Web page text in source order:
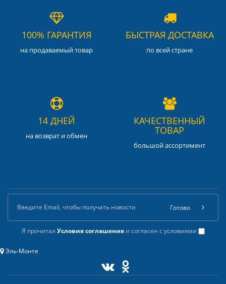
100% ГАРАНТИЯ
на продаваемый товар
БЫСТРАЯ ДОСТАВКА
по всей стране
14 ДНЕЙ
на возврат и обмен
КАЧЕСТВЕННЫЙ
ТОВАР
большой ассортимент
Я прочитал Условия соглашенияи согласен с условиями
Готово
Эль-Монте